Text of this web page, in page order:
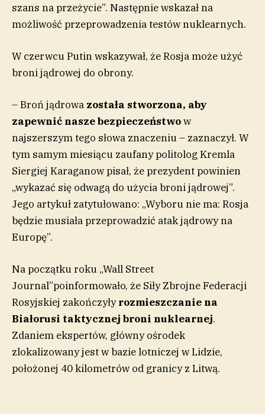
szans na przeżycie”. Następnie wskazał na
możliwość przeprowadzenia testów nuklearnych.
W czerwcu Putin wskazywał, że Rosja może użyć
broni jądrowej do obrony.
– Broń jądrowa została stworzona, aby
zapewnić nasze bezpieczeństwow
najszerszym tego słowa znaczeniu – zaznaczył. W
tym samym miesiącu zaufany politolog Kremla
Siergiej Karaganow pisał, że prezydent powinien
„wykazać się odwagą do użycia broni jądrowej”.
Jego artykuł zatytułowano: „Wyboru nie ma: Rosja
będzie musiała przeprowadzić atak jądrowy na
Europę”.
Na początku roku „Wall Street
Journal”poinformowało, że Siły Zbrojne Federacji
Rosyjskiej zakończyłyrozmieszczanie na
Białorusi taktycznej broni nuklearnej.
Zdaniem ekspertów, główny ośrodek
zlokalizowany jest w bazie lotniczej w Lidzie,
położonej 40 kilometrów od granicy z Litwą.